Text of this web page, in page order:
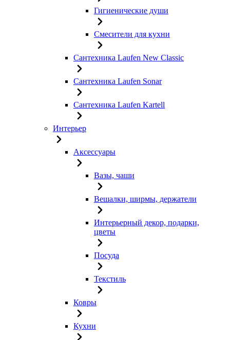
Гигиенические души
Смесители для кухни
Сантехника Laufen New Classic
Сантехника Laufen Sonar
Сантехника Laufen Kartell
Интерьер
Аксессуары
Вазы, чаши
Вешалки, ширмы, держатели
Интерьерный декор, подарки,
цветы
Посуда
Текстиль
Ковры
Кухни